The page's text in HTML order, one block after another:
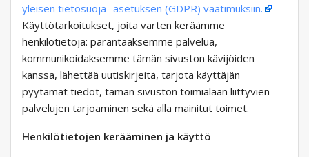
yleisen tietosuoja -asetuksen (GDPR) vaatimuksiin.
Käyttötarkoitukset, joita varten keräämme
henkilötietoja: parantaaksemme palvelua,
kommunikoidaksemme tämän sivuston kävijöiden
kanssa, lähettää uutiskirjeitä, tarjota käyttäjän
pyytämät tiedot, tämän sivuston toimialaan liittyvien
palvelujen tarjoaminen sekä alla mainitut toimet.
Henkilötietojen kerääminen ja käyttö